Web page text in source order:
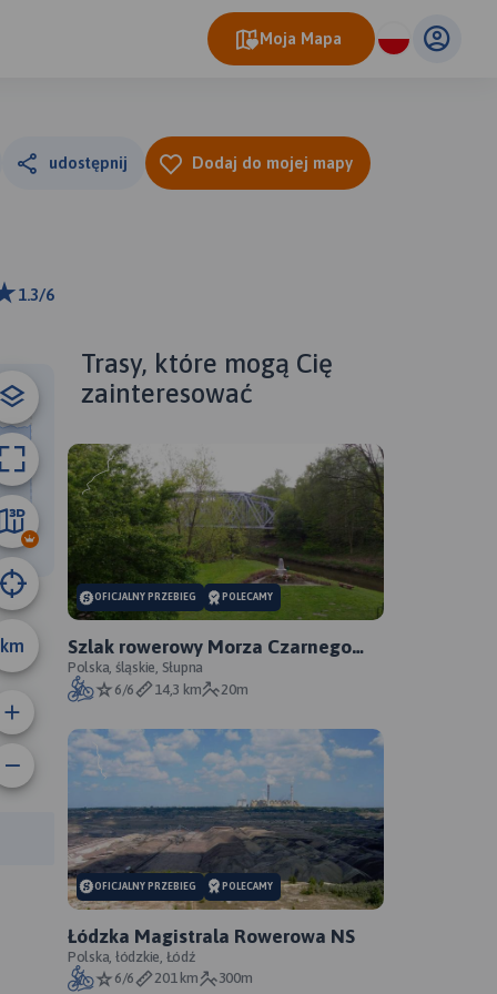
Moja Mapa
udostępnij Dodaj do mojej mapy
1.3/6
km
72 km
trasy:
Trasy, które mogą Cię
zainteresować
OFICJALNY PRZEBIEG POLECAMY
Szlak rowerowy Morza Czarnego
Sosnowiec - oficjalny przebieg
Polska, śląskie, Słupna
6/6
14,3 km 20m
OFICJALNY PRZEBIEG POLECAMY
Łódzka Magistrala Rowerowa NS
Polska, łódzkie, Łódź
6/6
201 km 300m